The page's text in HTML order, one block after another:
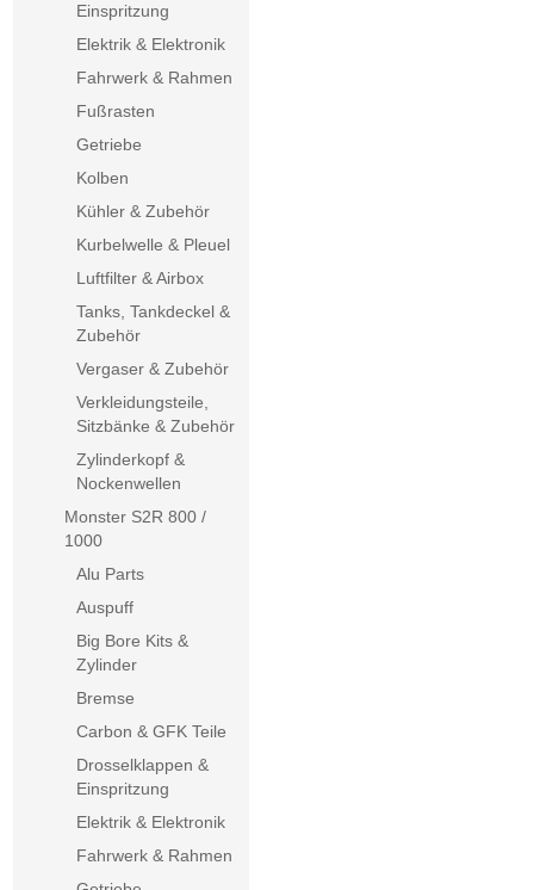
Einspritzung
Elektrik & Elektronik
Fahrwerk & Rahmen
Fußrasten
Getriebe
Kolben
Kühler & Zubehör
Kurbelwelle & Pleuel
Luftfilter & Airbox
Tanks, Tankdeckel &
Zubehör
Vergaser & Zubehör
Verkleidungsteile,
Sitzbänke & Zubehör
Zylinderkopf &
Nockenwellen
Monster S2R 800 /
1000
Alu Parts
Auspuff
Big Bore Kits &
Zylinder
Bremse
Carbon & GFK Teile
Drosselklappen &
Einspritzung
Elektrik & Elektronik
Fahrwerk & Rahmen